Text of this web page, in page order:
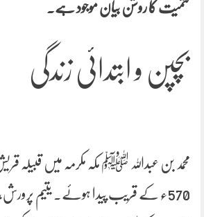
حتمیت کا روشن بیان موجود ہے۔
بچپن و ابتدائی زندگی
محمد بن عبداللہ ﷺ مکہ مکرمہ میں قبیلہ
570ء کے قریب پیدا ہوئے۔ یتیم